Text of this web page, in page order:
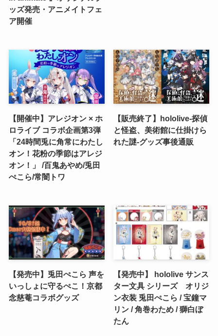
ッズ発売・アニメイトフェ
ア開催
【開催中】アレジオン × ホ
ロライブ コラボ企画第3弾
「24時間兎に角常にわたし
オン！花粉の季節はアレジ
オン！」 /百鬼あやめ/兎田
ぺこら/常闇トワ
【販売終了】hololive‐探偵
と怪盗、美術館に仕掛けら
れた謎‐グッズ事後通販
【発売中】兎田ぺこら 声を
いっしょに守るぺこ！京都
念慈菴コラボグッズ
【発売中】 hololive サンス
ター文具 シリーズ オリジ
ン衣装 兎田ぺこら / 宝鐘マ
リン / 角巻わため / 獅白ぼ
たん